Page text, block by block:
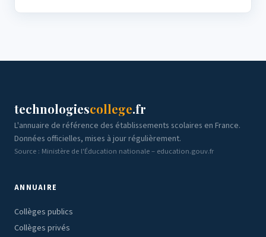
technologiescollege.fr
L'annuaire de référence des établissements scolaires en France.
Données officielles, mises à jour régulièrement.
Source : Ministère de l'Éducation nationale – education.gouv.fr
ANNUAIRE
Collèges publics
Collèges privés